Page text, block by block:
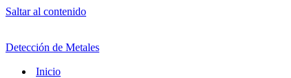
Saltar al contenido
Detección de Metales
Inicio